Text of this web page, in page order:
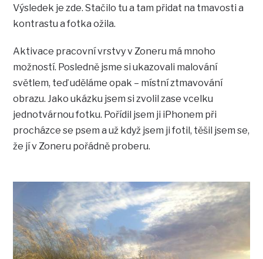
Výsledek je zde. Stačilo tu a tam přidat na tmavosti a
kontrastu a fotka ožila.
Aktivace pracovní vrstvy v Zoneru má mnoho
možností. Posledně jsme si ukazovali malování
světlem, teď uděláme opak – místní ztmavování
obrazu. Jako ukázku jsem si zvolil zase vcelku
jednotvárnou fotku. Pořídil jsem ji iPhonem při
procházce se psem a už když jsem ji fotil, těšil jsem se,
že jí v Zoneru pořádně proberu.